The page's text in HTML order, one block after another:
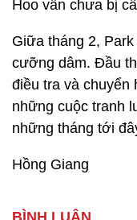
Hoo vẫn chưa bị
Giữa tháng 2,
cưỡng dâm. Đầu
điều tra và chuyển
những cuộc tranh
những tháng tới
Hồng Giang